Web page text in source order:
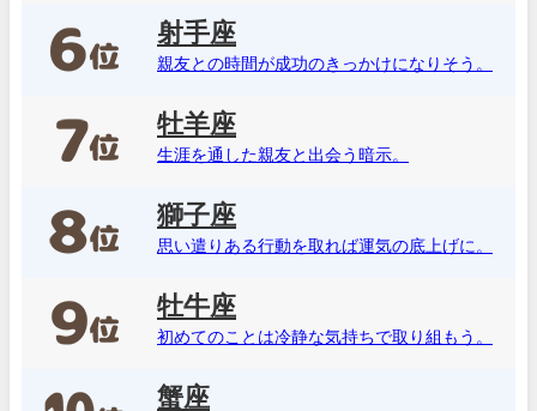
射手座
親友との時間が成功のきっかけになりそう。
牡羊座
生涯を通した親友と出会う暗示。
獅子座
思い遣りある行動を取れば運気の底上げに。
牡牛座
初めてのことは冷静な気持ちで取り組もう。
蟹座